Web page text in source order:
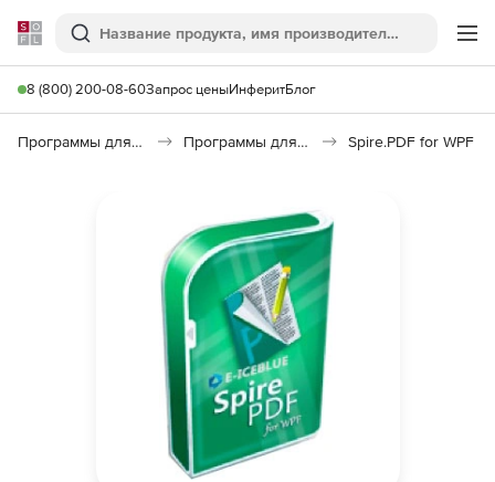
Softline
Поиск
8 (800) 200-08-60Запрос ценыИнферитБлог
Программы для программирования Программы для разработки ПО Spire.PDF for WPF